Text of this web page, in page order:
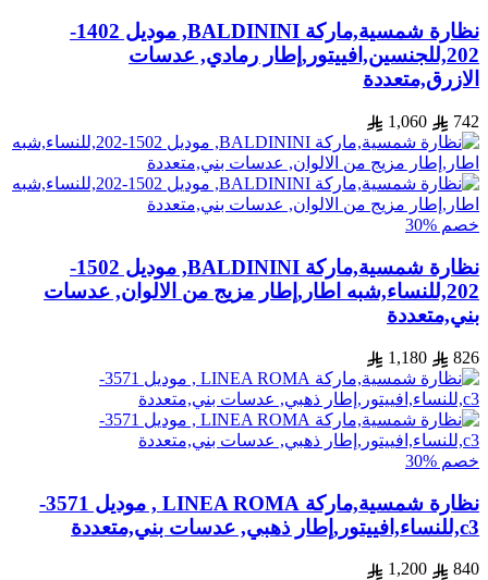
نظارة شمسية,ماركة BALDININI, موديل 1402-
202,للجنسين,افييتور,إطار رمادي, عدسات
الازرق,متعددة
742
1,060
خصم %30
نظارة شمسية,ماركة BALDININI, موديل 1502-
202,للنساء,شبه اطار,إطار مزيج من الالوان, عدسات
بني,متعددة
826
1,180
خصم %30
نظارة شمسية,ماركة LINEA ROMA , موديل 3571-
c3,للنساء,افييتور,إطار ذهبي, عدسات بني,متعددة
840
1,200